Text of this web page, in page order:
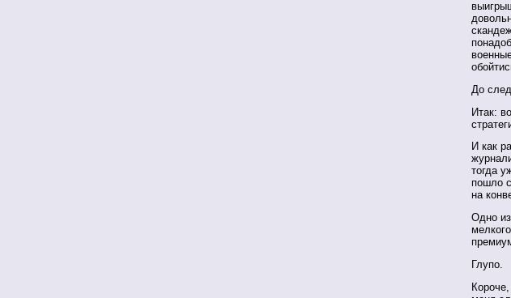
До
Итак:
И как
тогда
пошло
на
Одно
Глупо.